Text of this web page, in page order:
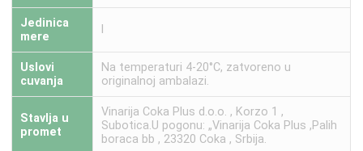
Jedinica
mere
Uslovi
cuvanja
Na temperaturi 4-20°C, zatvoreno u
originalnoj ambalazi.
Stavlja u
promet
Vinarija Coka Plus d.o.o. , Korzo 1 ,
Subotica.U pogonu: „Vinarija Coka Plus ,Palih
boraca bb , 23320 Coka , Srbija.